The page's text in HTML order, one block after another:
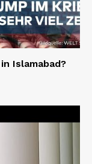
Islamabad?